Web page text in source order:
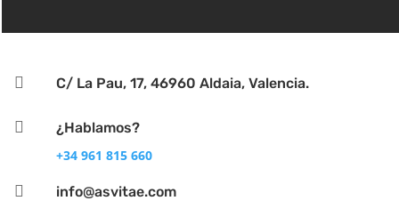
 C/ La Pau, 17, 46960 Aldaia, Valencia.

¿Hablamos?
+34 961 815 660
 info@asvitae.com